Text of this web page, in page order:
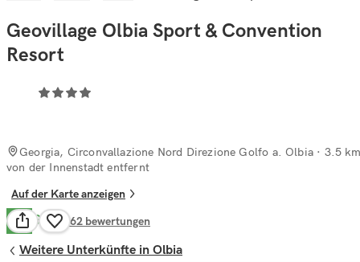
Geovillage Olbia Sport & Convention
Resort
Georgia, Circonvallazione Nord Direzione Golfo a. Olbia · 3.5
von der Innenstadt entfernt
Auf der Karte anzeigen
7.1 Gut2.462 bewertungen
Weitere Unterkünfte in Olbia